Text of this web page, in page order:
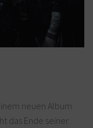
neuen Album
das Ende seiner